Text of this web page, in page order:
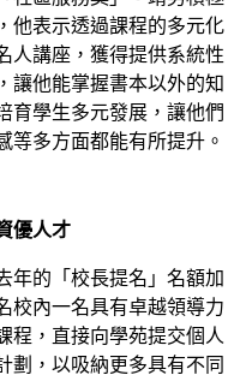
他表示透過課程的多元化
人講座，獲得提供系統性
讓他能掌握書本以外的知
育學生多元發展，讓他們
等多方面都能有所提升。
優人才
年的「校長提名」名額加
校內一名具有卓越領導力
程，直接向學苑提交個人
劃，以吸納更多具有不同